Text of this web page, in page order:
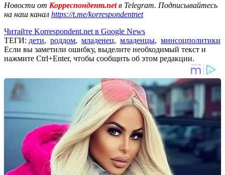
Новости от Корреспондент.netв Telegram. Подписывайтесь
на наш канал https://t.me/korrespondentnet
Читайте Korrespondent.net в Google News
ТЕГИ: дети, роддом, младенец, младенцы, минсоцполитики
Если вы заметили ошибку, выделите необходимый текст и
нажмите Ctrl+Enter, чтобы сообщить об этом редакции.